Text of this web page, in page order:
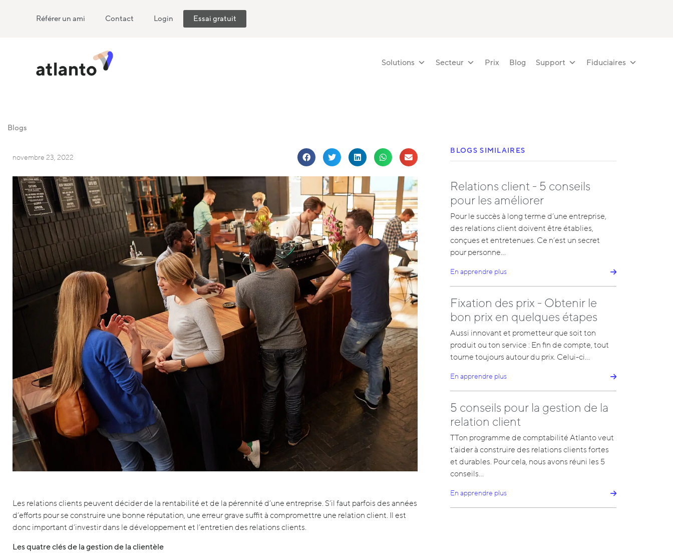
Référer un ami Contact Login Essai gratuit
Solutions Secteur Prix Blog Support Fiduciaires
Blogs
novembre 23, 2022
Les relations clients peuvent décider de la rentabilité et de la pérennité d’une entreprise. S’il faut parfois des années
d’efforts pour se construire une bonne réputation, une erreur grave suffit à compromettre une relation client. Il est
donc important d’investir dans le développement et l’entretien des relations clients.
Les quatre clés de la gestion de la clientèle
BLOGS SIMILAIRES
Relations client - 5 conseils
pour les améliorer
Pour le succès à long terme d’une entreprise,
des relations client doivent être établies,
conçues et entretenues. Ce n’est un secret
pour personne…
En apprendre plus
Fixation des prix - Obtenir le
bon prix en quelques étapes
Aussi innovant et prometteur que soit ton
produit ou ton service : En fin de compte, tout
tourne toujours autour du prix. Celui-ci…
En apprendre plus
5 conseils pour la gestion de la
relation client
TTon programme de comptabilité Atlanto veut
t’aider à construire des relations clients fortes
et durables. Pour cela, nous avons réuni les 5
conseils…
En apprendre plus